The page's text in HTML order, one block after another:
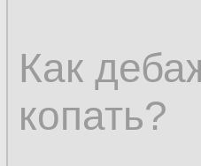
Как
копать?